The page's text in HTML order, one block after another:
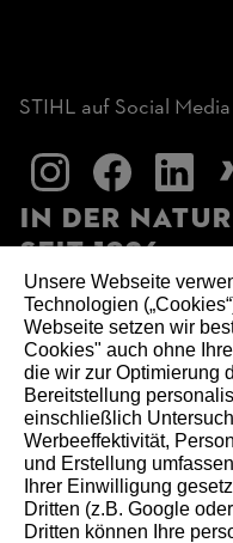
STIHL auf Social Media
In der Natur
Seit 1926.
Seit 100 Jahren
unser Handeln – für
Generationen.
Unsere Webseite
Technologien
Webseite setzen wir
Cookies" auch ohne
die wir zur Optimierung
Bereitstellung
einschließlich
Werbeeffektivität,
und Erstellung
Ihrer Einwilligung
Dritten (z.B. Google
Dritten können Ihre